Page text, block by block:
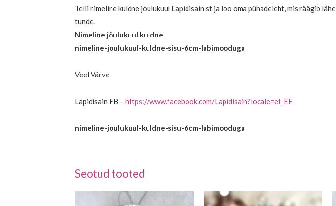
Telli nimeline kuldne jõulukuul Lapidisainist ja loo oma pühadeleht, mis räägib
tunde.
Nimeline jõulukuul kuldne
nimeline-joulukuul-kuldne-sisu-6cm-labimooduga
Veel Värve
Lapidisain FB – https://www.facebook.com/Lapidisain?locale=et_EE
nimeline-joulukuul-kuldne-sisu-6cm-labimooduga
Seotud tooted